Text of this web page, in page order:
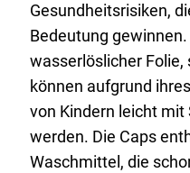
Gesundheitsrisiken,
Bedeutung
wasserlöslicher Folie,
können aufgrund
von Kindern leicht
werden. Die Caps
Waschmittel, die